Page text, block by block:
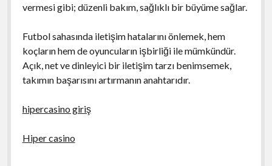
vermesi gibi; düzenli bakım, sağlıklı bir büyüme sağlar.
Futbol sahasında iletişim hatalarını önlemek, hem
koçların hem de oyuncuların işbirliği ile mümkündür.
Açık, net ve dinleyici bir iletişim tarzı benimsemek,
takımın başarısını artırmanın anahtarıdır.
hipercasino giriş
Hiper casino